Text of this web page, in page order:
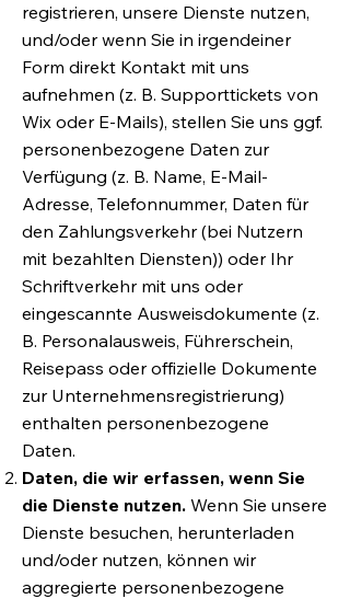
registrieren, unsere Dienste nutzen,
und/oder wenn Sie in irgendeiner
Form direkt Kontakt mit uns
aufnehmen (z. B. Supporttickets von
Wix oder E-Mails), stellen Sie uns ggf.
personenbezogene Daten zur
Verfügung (z. B. Name, E-Mail-
Adresse, Telefonnummer, Daten für
den Zahlungsverkehr (bei Nutzern
mit bezahlten Diensten)) oder Ihr
Schriftverkehr mit uns oder
eingescannte Ausweisdokumente (z.
B. Personalausweis, Führerschein,
Reisepass oder offizielle Dokumente
zur Unternehmensregistrierung)
enthalten personenbezogene
Daten.
Daten, die wir erfassen, wenn Sie
die Dienste nutzen. Wenn Sie unsere
Dienste besuchen, herunterladen
und/oder nutzen, können wir
aggregierte personenbezogene